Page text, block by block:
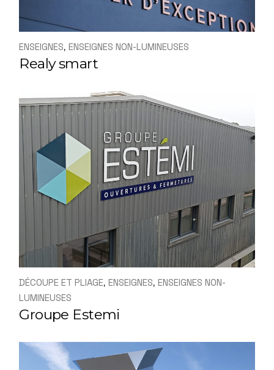
ENSEIGNES ENSEIGNES NON-LUMINEUSES
Realy smart
DÉCOUPE ET PLIAGE ENSEIGNES ENSEIGNES NON-
LUMINEUSES
Groupe Estemi